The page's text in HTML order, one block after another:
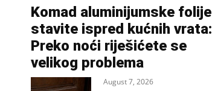
Komad aluminijumske folije
stavite ispred kućnih vrata:
Preko noći riješićete se
velikog problema
August 7, 2026